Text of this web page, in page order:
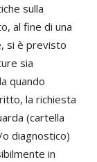
sulla
al fine di una
si è previsto
sia
quando
la richiesta
(cartella
diagnostico)
in